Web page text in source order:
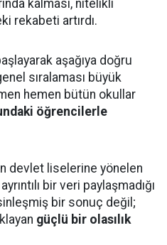
kalması, nitelikli
rekabeti artırdı.
aşağıya doğru
sıralaması büyük
hemen bütün okullar
öğrencilerle
devlet liselerine yönelen
bir veri paylaşmadığı
bir sonuç değil;
güçlü bir olasılık